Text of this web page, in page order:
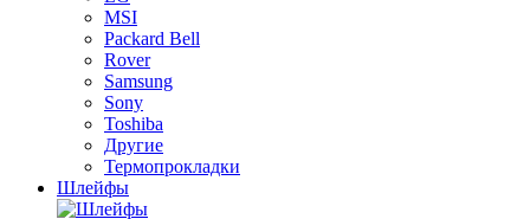
MSI
Packard Bell
Rover
Samsung
Sony
Toshiba
Другие
Термопрокладки
Шлейфы